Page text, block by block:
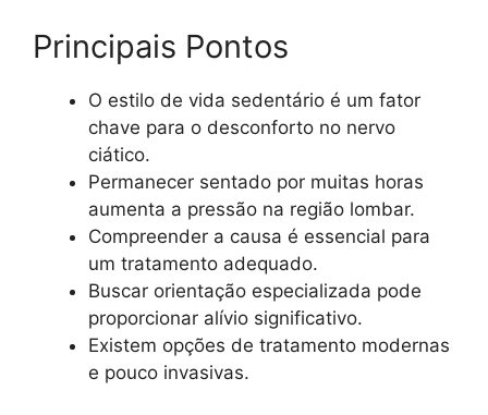
Principais Pontos
O estilo de vida sedentário é um fator
chave para o desconforto no nervo
ciático.
Permanecer sentado por muitas horas
aumenta a pressão na região lombar.
Compreender a causa é essencial para
um tratamento adequado.
Buscar orientação especializada pode
proporcionar alívio significativo.
Existem opções de tratamento modernas
e pouco invasivas.